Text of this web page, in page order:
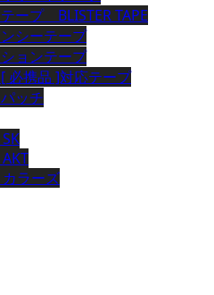
ープ BLISTER TAPE
シーテープ
ョンテープ
必携品 ]対応テープ
ッチ
ラーズ